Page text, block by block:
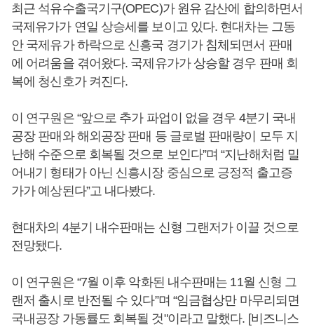
최근 석유수출국기구(OPEC)가 원유 감산에 합의하면서
국제유가가 연일 상승세를 보이고 있다. 현대차는 그동
안 국제유가 하락으로 신흥국 경기가 침체되면서 판매
에 어려움을 겪어왔다. 국제유가가 상승할 경우 판매 회
복에 청신호가 켜진다.
이 연구원은 “앞으로 추가 파업이 없을 경우 4분기 국내
공장 판매와 해외공장 판매 등 글로벌 판매량이 모두 지
난해 수준으로 회복될 것으로 보인다”며 “지난해처럼 밀
어내기 형태가 아닌 신흥시장 중심으로 긍정적 출고증
가가 예상된다”고 내다봤다.
현대차의 4분기 내수판매는 신형 그랜저가 이끌 것으로
전망됐다.
이 연구원은 “7월 이후 악화된 내수판매는 11월 신형 그
랜저 출시로 반전될 수 있다”며 “임금협상만 마무리되면
국내공장 가동률도 회복될 것"이라고 말했다. [비즈니스